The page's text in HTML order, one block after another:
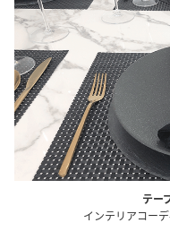
テー
インテリアコー